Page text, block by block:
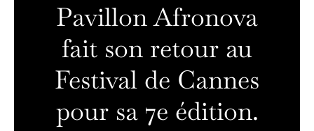
Pavillon Afronova
fait son retour au
Festival de Cannes
pour sa 7e édition.